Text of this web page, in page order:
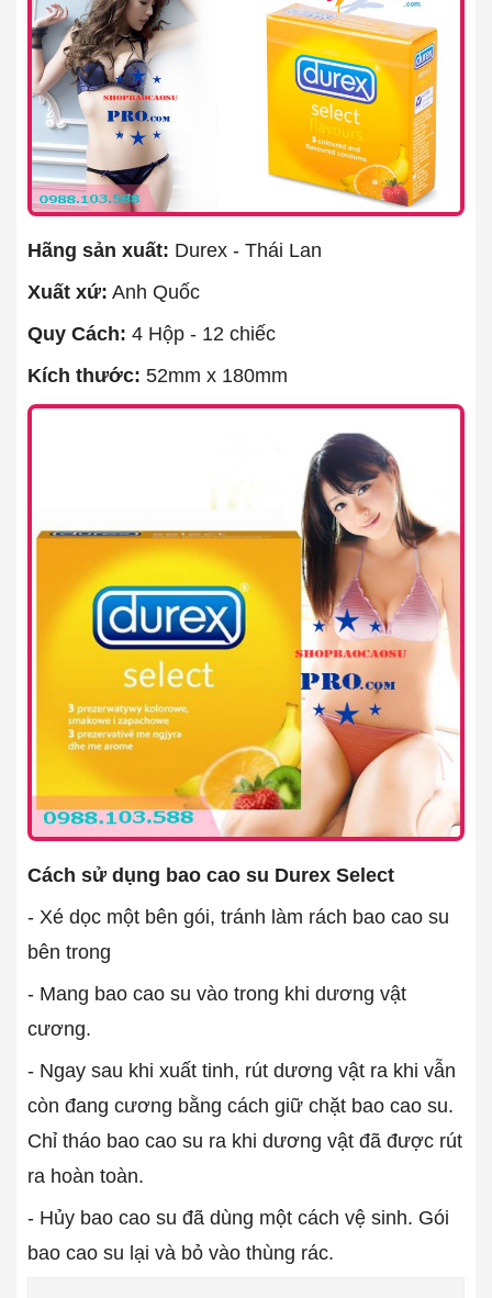
Hãng sản xuất: Durex - Thái Lan
Xuất xứ: Anh Quốc
Quy Cách: 4 Hộp - 12 chiếc
Kích thước: 52mm x 180mm
Cách sử dụng bao cao su Durex Select
- Xé dọc một bên gói, tránh làm rách bao cao su
bên trong
- Mang bao cao su vào trong khi dương vật
cương.
- Ngay sau khi xuất tinh, rút dương vật ra khi vẫn
còn đang cương bằng cách giữ chặt bao cao su.
Chỉ tháo bao cao su ra khi dương vật đã được rút
ra hoàn toàn.
- Hủy bao cao su đã dùng một cách vệ sinh. Gói
bao cao su lại và bỏ vào thùng rác.